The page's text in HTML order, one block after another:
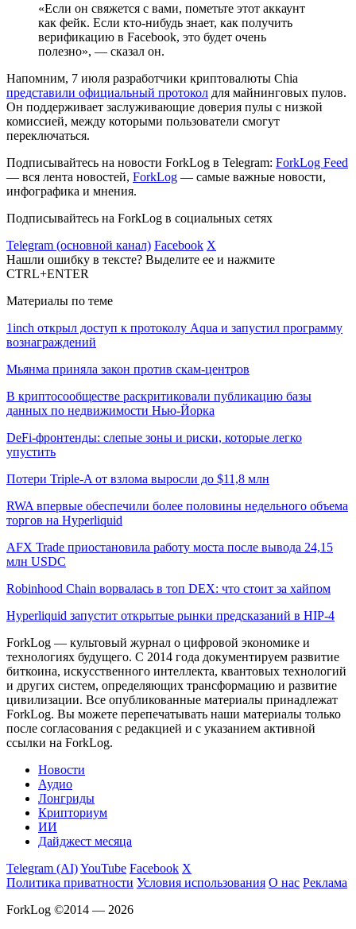
«Если он свяжется с вами, пометьте этот аккаунт
как фейк. Если кто-нибудь знает, как получить
верификацию в Facebook, это будет очень
полезно», — сказал он.
Напомним, 7 июля разработчики криптовалюты Chia
представили официальный протокол для майнинговых пулов.
Он поддерживает заслуживающие доверия пулы с низкой
комиссией, между которыми пользователи смогут
переключаться.
Подписывайтесь на новости ForkLog в Telegram: ForkLog Feed
— вся лента новостей, ForkLog — самые важные новости,
инфографика и мнения.
Подписывайтесь на ForkLog в социальных сетях
Telegram (основной канал) Facebook X
Нашли ошибку в тексте? Выделите ее и нажмите
CTRL+ENTER
Материалы по теме
1inch открыл доступ к протоколу Aqua и запустил программу
вознаграждений
Мьянма приняла закон против скам-центров
В криптосообществе раскритиковали публикацию базы
данных по недвижимости Нью-Йорка
DeFi-фронтенды: слепые зоны и риски, которые легко
упустить
Потери Triple-A от взлома выросли до $11,8 млн
RWA впервые обеспечили более половины недельного объема
торгов на Hyperliquid
AFX Trade приостановила работу моста после вывода 24,15
млн USDC
Robinhood Chain ворвалась в топ DEX: что стоит за хайпом
Hyperliquid запустит открытые рынки предсказаний в HIP-4
ForkLog — культовый журнал о цифровой экономике и
технологиях будущего. С 2014 года документируем развитие
биткоина, искусственного интеллекта, квантовых технологий
и других систем, определяющих трансформацию и развитие
цивилизации. Все опубликованные материалы принадлежат
ForkLog. Вы можете перепечатывать наши материалы только
после согласования с редакцией и с указанием активной
ссылки на ForkLog.
Новости
Аудио
Лонгриды
Крипториум
ИИ
Дайджест месяца
Telegram (AI)YouTube Facebook X
Политика приватности Условия использования О нас Реклама
ForkLog ©2014 — 2026